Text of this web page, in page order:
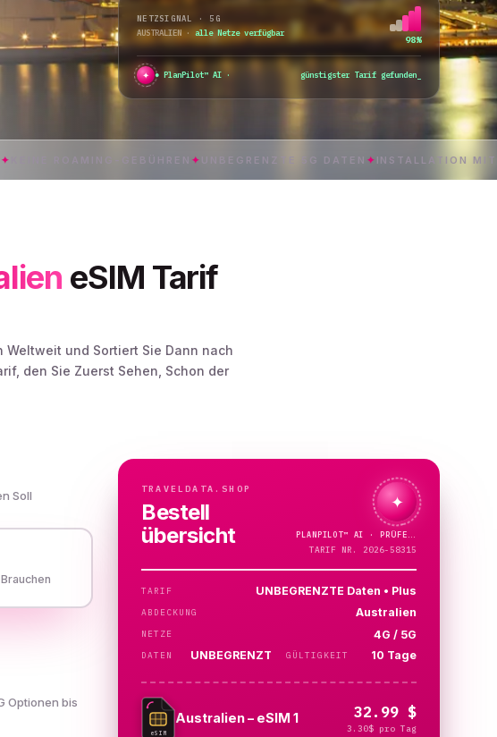
NETZSIGNAL · 5G
AUSTRALIEN · alle Netze verfügbar
98%
✦ ● PlanPilot™ AI · günstigster Tarif gefunden
GEBÜHREN ✦UNBEGRENZTE 5G DATEN ✦ INSTALLATION MIT EINEM
eSIM Tarif
und Sortiert Sie Dann nach
den Sie Zuerst Sehen, Schon der
Soll
Optionen bis
TRAVELDATA.SHOP
Bestell
übersicht
✦
PLANPILOT™ AI · PRÜFE…
TARIF NR. 2026-58315
TARIF UNBEGRENZTE Daten • Plus
ABDECKUNG Australien
NETZE 4G / 5G
DATEN UNBEGRENZT GÜLTIGKEIT 10 Tage
eSIM
Australien – eSIM 1 32.99 $
3.30$ pro Tag